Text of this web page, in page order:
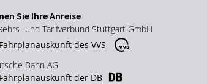
Sie Ihre Anreise
und Tarifverbund Stuttgart GmbH
Fahrplanauskunft des VVS
Bahn AG
Fahrplanauskunft der DB